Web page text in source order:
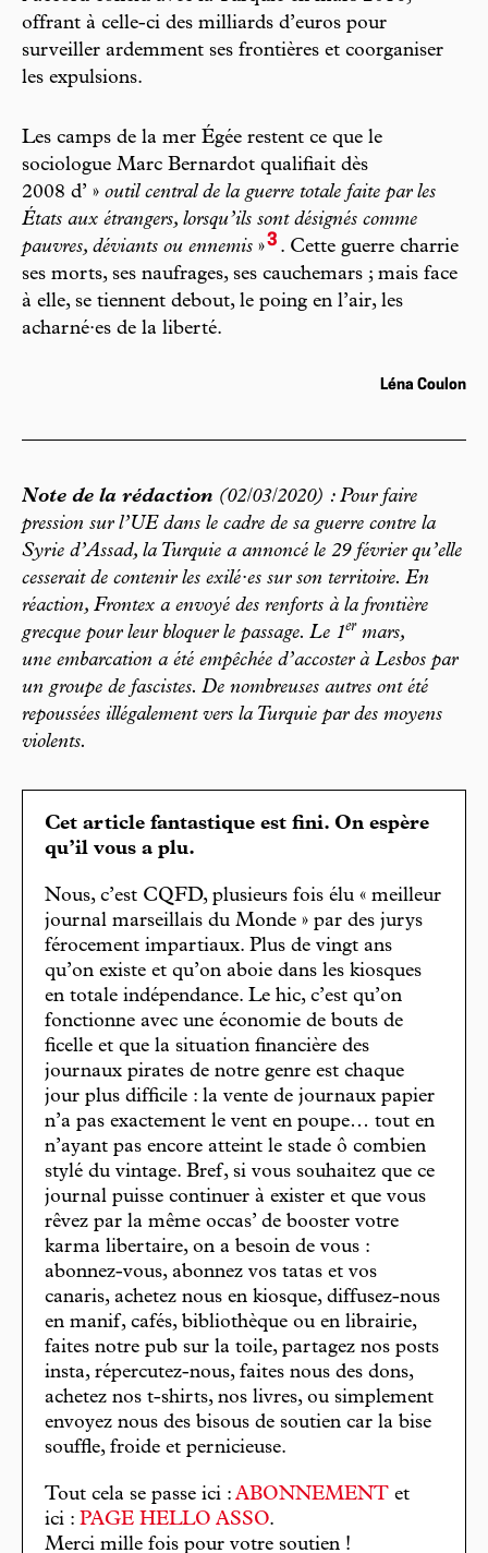
offrant à celle-ci des milliards d’euros pour
surveiller ardemment ses frontières et coorganiser
les expulsions.
Les camps de la mer Égée restent ce que le
sociologue Marc Bernardot qualifiait dès
2008 d’ » outil central de la guerre totale faite par les
États aux étrangers, lorsqu’ils sont désignés comme
pauvres, déviants ou ennemis »3 . Cette guerre charrie
ses morts, ses naufrages, ses cauchemars ; mais face
à elle, se tiennent debout, le poing en l’air, les
acharné·es de la liberté.
Léna Coulon
Note de la rédaction (02/03/2020) : Pour faire
pression sur l’UE dans le cadre de sa guerre contre la
Syrie d’Assad, la Turquie a annoncé le 29 février qu’elle
cesserait de contenir les exilé·es sur son territoire. En
réaction, Frontex a envoyé des renforts à la frontière
grecque pour leur bloquer le passage. Le 1er mars,
une embarcation a été empêchée d’accoster à Lesbos par
un groupe de fascistes. De nombreuses autres ont été
repoussées illégalement vers la Turquie par des moyens
violents.
Cet article fantastique est fini. On espère
qu’il vous a plu.
Nous, c’est CQFD, plusieurs fois élu « meilleur
journal marseillais du Monde » par des jurys
férocement impartiaux. Plus de vingt ans
qu’on existe et qu’on aboie dans les kiosques
en totale indépendance. Le hic, c’est qu’on
fonctionne avec une économie de bouts de
ficelle et que la situation financière des
journaux pirates de notre genre est chaque
jour plus difficile : la vente de journaux papier
n’a pas exactement le vent en poupe… tout en
n’ayant pas encore atteint le stade ô combien
stylé du vintage. Bref, si vous souhaitez que ce
journal puisse continuer à exister et que vous
rêvez par la même occas’ de booster votre
karma libertaire, on a besoin de vous :
abonnez-vous, abonnez vos tatas et vos
canaris, achetez nous en kiosque, diffusez-nous
en manif, cafés, bibliothèque ou en librairie,
faites notre pub sur la toile, partagez nos posts
insta, répercutez-nous, faites nous des dons,
achetez nos t-shirts, nos livres, ou simplement
envoyez nous des bisous de soutien car la bise
souffle, froide et pernicieuse.
Tout cela se passe ici : ABONNEMENT et
ici : PAGE HELLO ASSO.
Merci mille fois pour votre soutien !